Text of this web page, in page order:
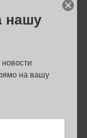
нашу
на вашу